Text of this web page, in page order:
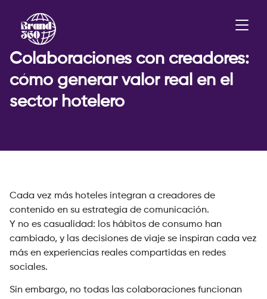
Colaboraciones con creadores:
cómo generar valor real en el
sector hotelero
Cada vez más hoteles integran a creadores de
contenido en su estrategia de comunicación.
Y no es casualidad: los hábitos de consumo han
cambiado, y las decisiones de viaje se inspiran cada vez
más en experiencias reales compartidas en redes
sociales.
Sin embargo, no todas las colaboraciones funcionan